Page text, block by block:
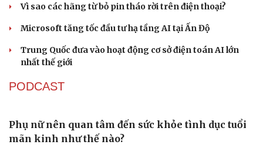
Vì sao các hãng từ bỏ pin tháo rời trên điện thoại?
Microsoft tăng tốc đầu tư hạ tầng AI tại Ấn Độ
Trung Quốc đưa vào hoạt động cơ sở điện toán AI lớn
nhất thế giới
PODCAST